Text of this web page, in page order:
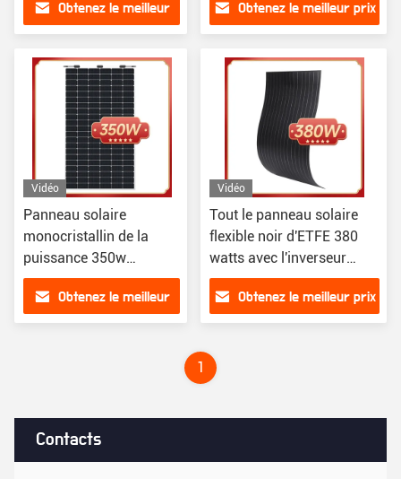
Contacts
Obtenez le meilleur Obtenez le meilleur prix
Vidéo
Panneau solaire
monocristallin de la
puissance 350w
photovoltaïque pour le
balconObtenez le meilleur
Vidéo
Tout le panneau solaire
flexible noir d'ETFE 380
watts avec l'inverseur
micro
Obtenez le meilleur prix
1